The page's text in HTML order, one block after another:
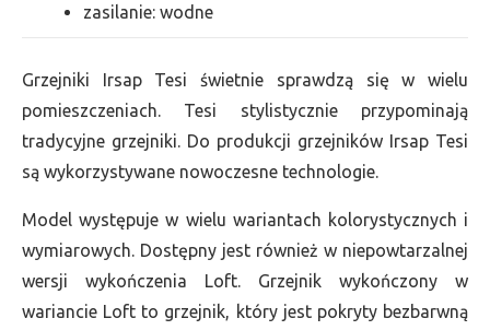
zasilanie: wodne
Grzejniki Irsap Tesi świetnie sprawdzą się w wielu
pomieszczeniach. Tesi stylistycznie przypominają
tradycyjne grzejniki. Do produkcji grzejników Irsap Tesi
są wykorzystywane nowoczesne technologie.
Model występuje w wielu wariantach kolorystycznych i
wymiarowych. Dostępny jest również w niepowtarzalnej
wersji wykończenia Loft. Grzejnik wykończony w
wariancie Loft to grzejnik, który jest pokryty bezbarwną